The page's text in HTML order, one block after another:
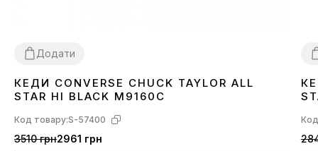
Додати
36373839 40 41424344
КЕДИ CONVERSE CHUCK TAYLOR ALL
STAR HI BLACK M9160C
Код товару:S-57400
3510 грн2961 грн